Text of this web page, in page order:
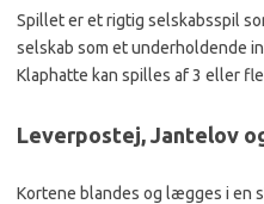
Spillet er et rigtig selskabsspil
selskab som et underholdende
Klaphatte kan spilles af 3 eller
Leverpostej, Jantelov
Kortene blandes og lægges i en